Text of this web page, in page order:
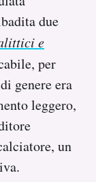
due
e
per
genere era
leggero,
un